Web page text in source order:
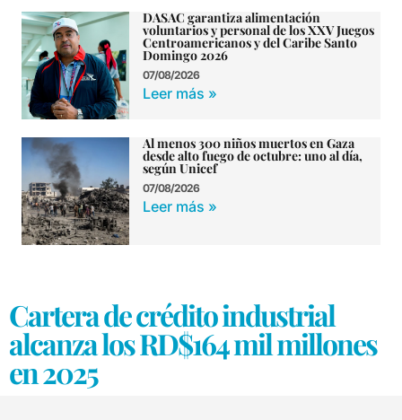
DASAC garantiza alimentación
voluntarios y personal de los XXV Juegos
Centroamericanos y del Caribe Santo
Domingo 2026
07/08/2026
Leer más »
Al menos 300 niños muertos en Gaza
desde alto fuego de octubre: uno al día,
según Unicef
07/08/2026
Leer más »
Cartera de crédito industrial
alcanza los RD$164 mil millones
en 2025